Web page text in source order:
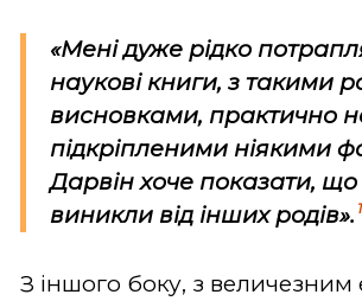
«Мені дуже рідко
наукові книги, з такими
висновками, практично
підкріпленими ніякими
Дарвін хоче показати, що
виникли від інших родів».
З іншого боку, з величезним